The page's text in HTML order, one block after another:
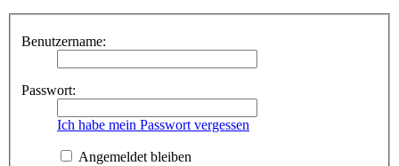
Benutzername:
Passwort:
Ich habe mein Passwort vergessen
Angemeldet bleiben